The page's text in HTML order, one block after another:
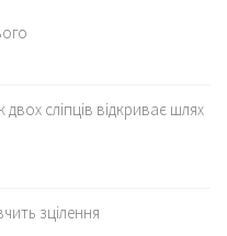
сліпців відкриває шлях
зцілення